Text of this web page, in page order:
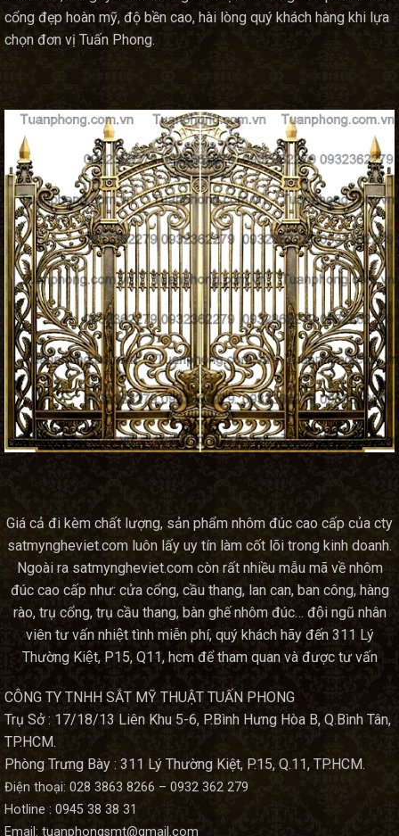
cổng đẹp hoàn mỹ, độ bền cao, hài lòng quý khách hàng khi lựa
chọn đơn vị Tuấn Phong.
Giá cả đi kèm chất lượng, sản phẩm nhôm đúc cao cấp của cty
satmyngheviet.com luôn lấy uy tín làm cốt lõi trong kinh doanh.
Ngoài ra satmyngheviet.com còn rất nhiều mẫu mã về nhôm
đúc cao cấp như: cửa cổng, cầu thang, lan can, ban công, hàng
rào, trụ cổng, trụ cầu thang, bàn ghế nhôm đúc… đội ngũ nhân
viên tư vấn nhiệt tình miễn phí, quý khách hãy đến 311 Lý
Thường Kiệt, P15, Q11, hcm để tham quan và được tư vấn
CÔNG TY TNHH SẮT MỸ THUẬT TUẤN PHONG
Trụ Sở : 17/18/13 Liên Khu 5-6, P.Bình Hưng Hòa B, Q.Bình Tân,
TP.HCM.
Phòng Trưng Bày : 311 Lý Thường Kiệt, P.15, Q.11, TP.HCM.
Điện thoại: 028 3863 8266 – 0932 362 279
Hotline : 0945 38 38 31
Email: tuanphongsmt@gmail.com